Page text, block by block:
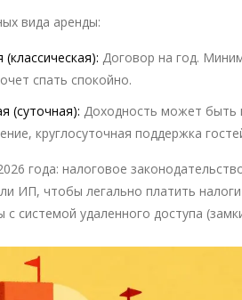
вида аренды:
Договор на год.
спать спокойно.
(суточная): Доходность может быть
круглосуточная поддержка
года: налоговое
ИП, чтобы легально платить
с системой удаленного доступа